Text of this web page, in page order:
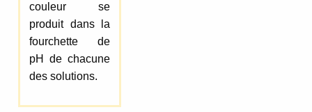
couleur se
produit dans la
fourchette de
pH de chacune
des solutions.